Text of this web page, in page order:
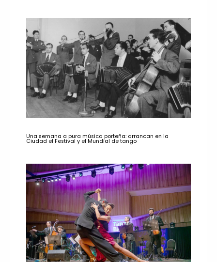
Una semana a pura música porteña: arrancan en la
Ciudad el Festival y el Mundial de tango